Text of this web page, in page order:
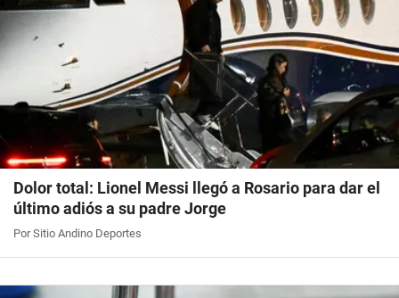
Dolor total: Lionel Messi llegó a Rosario para dar el
último adiós a su padre Jorge
Por Sitio Andino Deportes